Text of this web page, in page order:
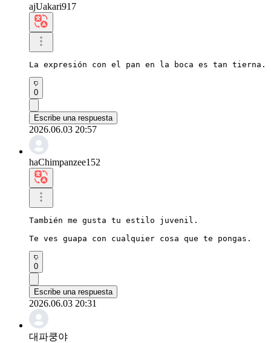
ajUakari917
La expresión con el pan en la boca es tan tierna.
0
Escribe una respuesta
2026.06.03 20:57
haChimpanzee152
También me gusta tu estilo juvenil.
Te ves guapa con cualquier cosa que te pongas.
0
Escribe una respuesta
2026.06.03 20:31
대파쿵야